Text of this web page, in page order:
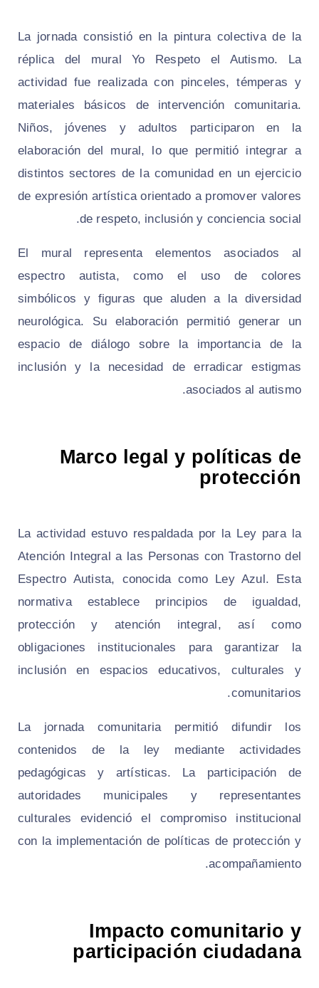
La jornada consistió en la pintura colectiva de la
réplica del mural Yo Respeto el Autismo. La
actividad fue realizada con pinceles, témperas y
materiales básicos de intervención comunitaria.
Niños, jóvenes y adultos participaron en la
elaboración del mural, lo que permitió integrar a
distintos sectores de la comunidad en un ejercicio
de expresión artística orientado a promover valores
de respeto, inclusión y conciencia social.
El mural representa elementos asociados al
espectro autista, como el uso de colores
simbólicos y figuras que aluden a la diversidad
neurológica. Su elaboración permitió generar un
espacio de diálogo sobre la importancia de la
inclusión y la necesidad de erradicar estigmas
asociados al autismo.
Marco legal y políticas de
protección
La actividad estuvo respaldada por la Ley para la
Atención Integral a las Personas con Trastorno del
Espectro Autista, conocida como Ley Azul. Esta
normativa establece principios de igualdad,
protección y atención integral, así como
obligaciones institucionales para garantizar la
inclusión en espacios educativos, culturales y
comunitarios.
La jornada comunitaria permitió difundir los
contenidos de la ley mediante actividades
pedagógicas y artísticas. La participación de
autoridades municipales y representantes
culturales evidenció el compromiso institucional
con la implementación de políticas de protección y
acompañamiento.
Impacto comunitario y
participación ciudadana